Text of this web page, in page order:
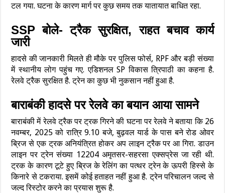
टल गया. घटना के कारण मार्ग पर कुछ समय तक यातायात बाधित रहा.
SSP बोले- ट्रैक सुरक्षित, राहत बचाव कार्य
जारी
हादसे की जानकारी मिलते ही मौके पर पुलिस फोर्स, RPF और बड़ी संख्या
में स्थानीय लोग पहुंच गए. एडिशनल SP विकास त्रिपाठी का कहना है.
रेलवे ट्रैक सुरक्षित है. ट्रेन का कुछ भी नुकसान नहीं हुआ है.
बाराबंकी हादसे पर रेलवे का बयान आया सामने
बाराबंकी में रेलवे ट्रैक पर ट्रक गिरने की घटना पर रेलवे ने बताया कि 26
नवम्बर, 2025 को रात्रि 9.10 बजे, बुढ़वल यार्ड के पास बने रोड ओवर
ब्रिज से एक ट्रक अनियंत्रित होकर अप लाइन ट्रैक पर आ गिरा. डाउन
लाइन पर ट्रेन संख्या 12204 अमृतसर-सहरसा एक्सप्रेस जा रही थी.
ट्रक के कारण टूटे हुए ब्रिज के रेलिंग का पत्थर ट्रेन के ऊपरी हिस्से के
किनारे से टकराया. इसमें कोई हताहत नहीं हुआ है. ट्रेन परिचालन जल्द से
जल्द रिस्टोर करने का प्रयास शुरू है.